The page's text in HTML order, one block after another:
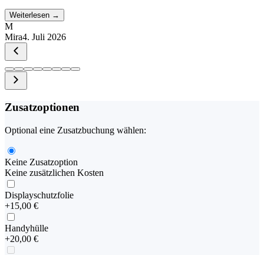
Weiterlesen →
M
Mira4. Juli 2026
Zusatzoptionen
Optional eine Zusatzbuchung wählen:
Keine Zusatzoption
Keine zusätzlichen Kosten
Displayschutzfolie
+15,00 €
Handyhülle
+20,00 €